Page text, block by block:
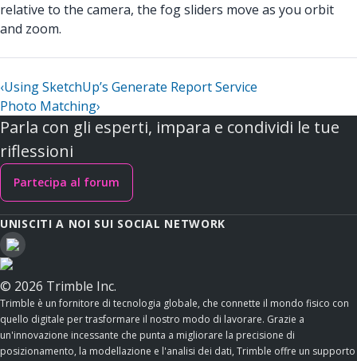
relative to the camera, the fog sliders move as you orbit
and zoom.
‹Using SketchUp’s Generate Report Service
Photo Matching›
Parla con gli esperti, impara e condividi le tue
riflessioni
Partecipa al forum
UNISCITI A NOI SUI SOCIAL NETWORK
© 2026 Trimble Inc.
Trimble è un fornitore di tecnologia globale, che connette il mondo fisico con
quello digitale per trasformare il nostro modo di lavorare. Grazie a
un'innovazione incessante che punta a migliorare la precisione di
posizionamento, la modellazione e l'analisi dei dati, Trimble offre un supporto